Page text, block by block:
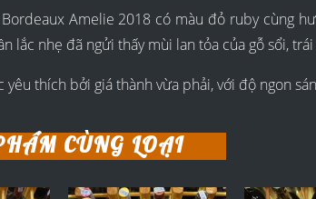
Amelie 2018 có màu đỏ ruby cùng
lắc nhẹ đã ngửi thấy mùi lan tỏa của gỗ sổi,
yêu thích bởi giá thành vừa phải, với độ ngon
CÙNG LOẠI